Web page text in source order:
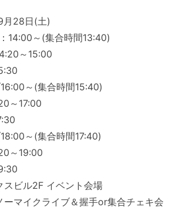
月28日(土)
14:00～(集合時間13:40)
～15:00
16:00～(集合時間15:40)
～17:00
～(集合時間17:40)
～19:00
スビル2F イベント会場
ーマイクライブ＆握手or集合チェキ会